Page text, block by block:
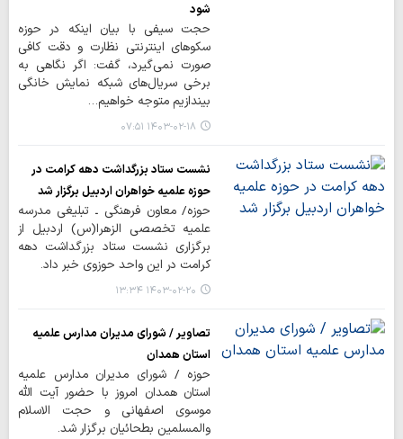
شود
حجت سیفی با بیان اینکه در حوزه
سکوهای اینترنتی نظارت و دقت کافی
صورت نمی‌گیرد، گفت: اگر نگاهی به
برخی سریال‌های شبکه نمایش خانگی
بیندازیم متوجه خواهیم…
۱۴۰۳-۰۲-۱۸ ۰۷:۵۱
نشست ستاد بزرگداشت دهه کرامت در
حوزه علمیه خواهران اردبیل برگزار شد
حوزه/ معاون فرهنگی ـ تبلیغی مدرسه
علمیه تخصصی الزهرا(س) اردبیل از
برگزاری نشست ستاد بزرگداشت دهه
کرامت در این واحد حوزوی خبر داد.
۱۴۰۳-۰۲-۲۰ ۱۳:۳۴
تصاویر / شورای مدیران مدارس علمیه
استان همدان
حوزه / شورای مدیران مدارس علمیه
استان همدان امروز با حضور آیت الله
موسوی اصفهانی و حجت الاسلام
والمسلمین بطحائیان برگزار شد.